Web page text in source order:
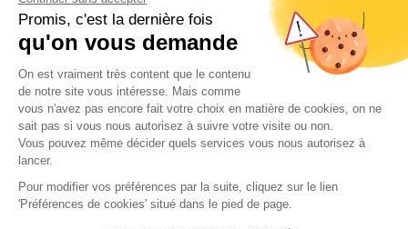
Heide säubern, um die hygienischen Bedingungen der
Bevölkerung zu verbessern. Der größte Teil des Waldes in
den Landes ist daher nicht natürlich, sondern künstlich
angelegt. Einige Gebiete an der Küste waren jedoch
bereits vor fast zweitausend Jahren bewaldet. Die
Edelsteinindustrie (Harzgewinnung) war lange Zeit der
Hauptreichtum der Landes, doch diese Tätigkeit wurde in
den 1990er Jahren allmählich eingestellt und durch die
Forstwirtschaft und die Papierindustrie ersetzt. Heute ist
der Wald der Landes immer noch eines der schönsten
Beispiele für kultivierte Wälder, aber auch der perfekte